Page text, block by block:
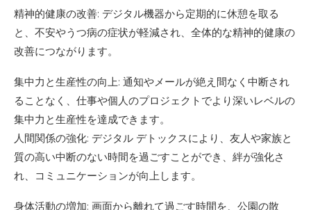
精神的健康の改善: デジタル機器から定期的に休憩を取る
と、不安やうつ病の症状が軽減され、全体的な精神的健康の
改善につながります。
集中力と生産性の向上: 通知やメールが絶え間なく中断され
ることなく、仕事や個人のプロジェクトでより深いレベルの
集中力と生産性を達成できます。
人間関係の強化: デジタル デトックスにより、友人や家族と
質の高い中断のない時間を過ごすことができ、絆が強化さ
れ、コミュニケーションが向上します。
身体活動の増加: 画面から離れて過ごす時間を、公園の散